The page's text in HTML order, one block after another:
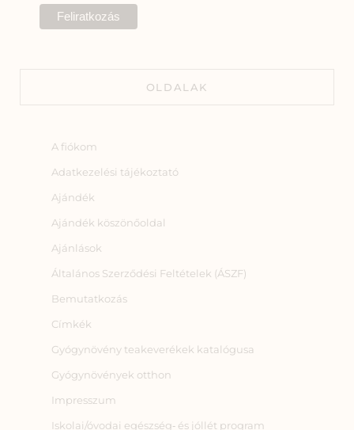
OLDALAK
A fiókom
Adatkezelési tájékoztató
Ajándék
Ajándék köszönőoldal
Ajánlások
Általános Szerződési Feltételek (ÁSZF)
Bemutatkozás
Címkék
Gyógynövény teakeverékek katalógusa
Gyógynövények otthon
Impresszum
Iskolai/óvodai egészség‑ és jóllét program